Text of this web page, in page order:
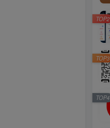
TOP2
TOP3
TOP4